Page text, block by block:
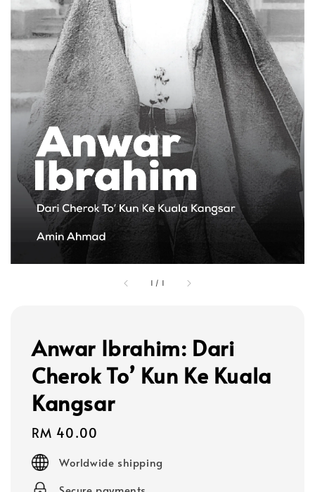
1 / 1
Anwar Ibrahim: Dari
Cherok To’ Kun Ke Kuala
Kangsar
Regular
price
RM 40.00
Worldwide shipping